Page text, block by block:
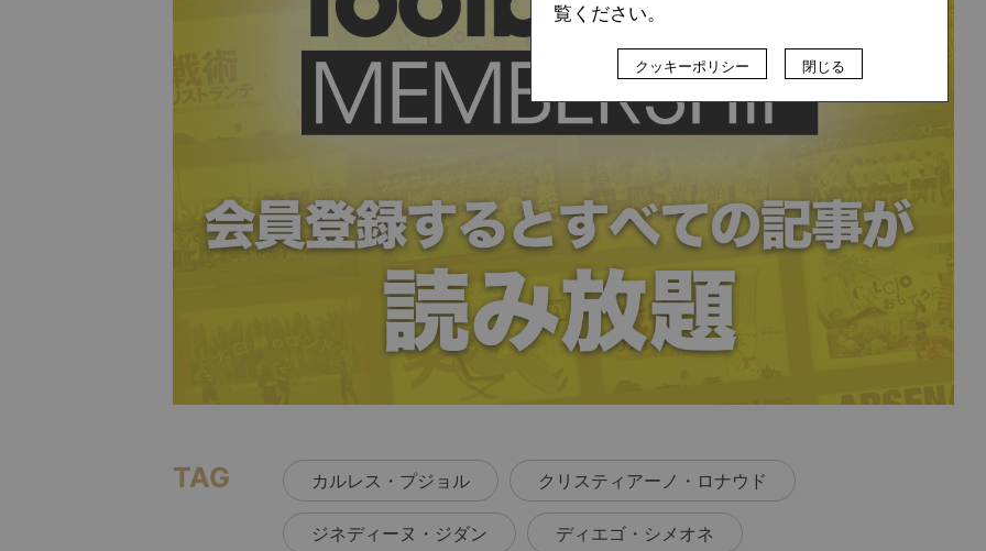
TAG カルレス・プジョル クリスティアーノ・ロナウド
ジネディーヌ・ジダン ディエゴ・シメオネ
覧ください。
クッキーポリシー 閉じる